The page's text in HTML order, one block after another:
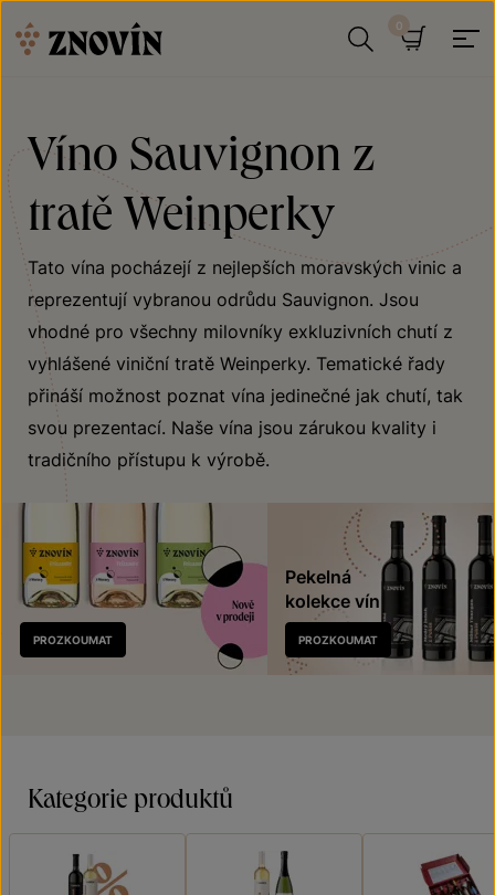
Víno Sauvignon z
tratě Weinperky
Tato vína pocházejí z nejlepších moravských vinic a
reprezentují vybranou odrůdu Sauvignon. Jsou
vhodné pro všechny milovníky exkluzivních chutí z
vyhlášené viniční tratě Weinperky. Tematické řady
přináší možnost poznat vína jedinečné jak chutí, tak
svou prezentací. Naše vína jsou zárukou kvality i
tradičního přístupu k výrobě.
Nově
v prodeji
PROZKOUMAT
Pekelná
kolekce vín
PROZKOUMAT
Kategorie produktů